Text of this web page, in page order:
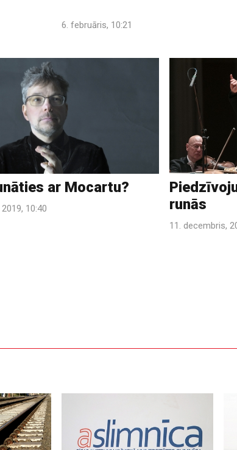
6. februāris, 10:21
ar Mocartu?
10:40
runās
11. decembris,